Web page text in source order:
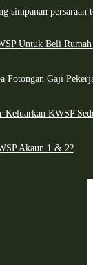
simpanan persaraan
Untuk Beli
Potongan Gaji
Keluarkan KWSP
Akaun 1 & 2?